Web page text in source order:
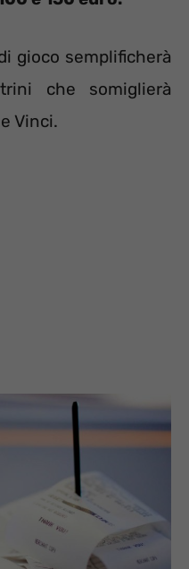
gioco semplificherà
che somiglierà
Vinci.